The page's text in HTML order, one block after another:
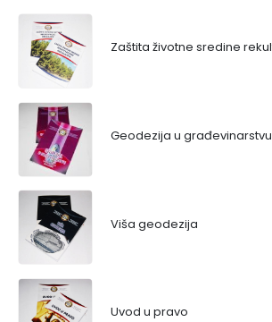
Geodezija u građevinarstvu
Viša geodezija
Uvod u pravo